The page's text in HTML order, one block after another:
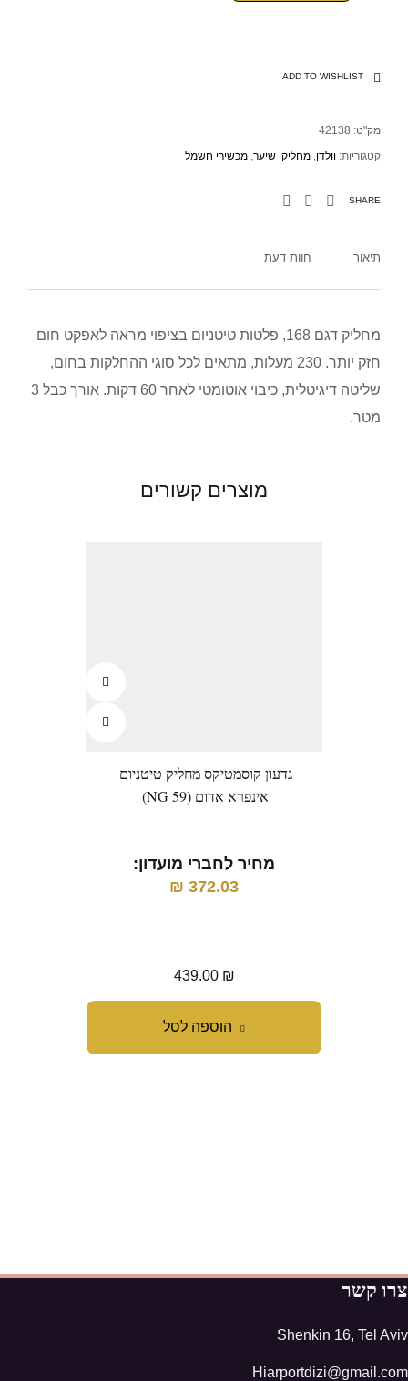
ADD TO WISHLIST
מק"ט: 42138
קטגוריות: וולדן, מחליקי שיער, מכשירי חשמל
SHARE
תיאור חוות דעת
מחליק דגם 168, פלטות טיטניום בציפוי מראה לאפקט חום
חזק יותר. 230 מעלות, מתאים לכל סוגי ההחלקות בחום,
שליטה דיגיטלית, כיבוי אוטומטי לאחר 60 דקות. אורך כבל 3
מטר.
מוצרים קשורים
הוספה לסל
גדעון קוסמטיקס מחליק טיטניום
אינפרא אדום (NG 59)
מחיר לחברי מועדון:
372.03
₪
439.00 ₪
צרו קשר
Shenkin 16, Tel Aviv
Hiarportdizi@gmail.com